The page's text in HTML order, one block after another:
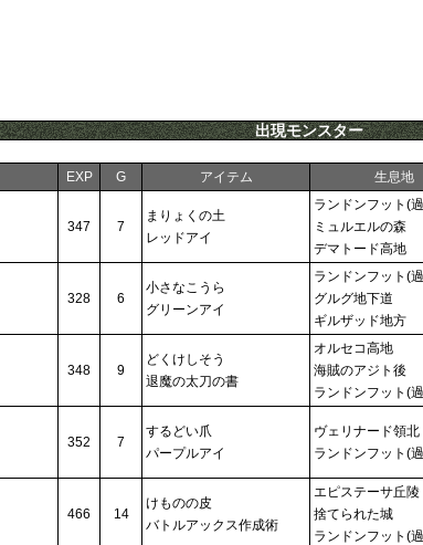
出現モンスター
EXP G アイテム 生息地
347 7
まりょくの土
レッドアイ
ランドンフット(
ミュルエルの森
デマトード高地
328 6
小さなこうら
グリーンアイ
ランドンフット(
グルグ地下道
ギルザッド地方
348 9
どくけしそう
退魔の太刀の書
オルセコ高地
海賊のアジト後
ランドンフット(
352 7
するどい爪
パープルアイ
ヴェリナード領北
ランドンフット(
466 14
けものの皮
バトルアックス作成術
エピステーサ丘陵
捨てられた城
ランドンフット(